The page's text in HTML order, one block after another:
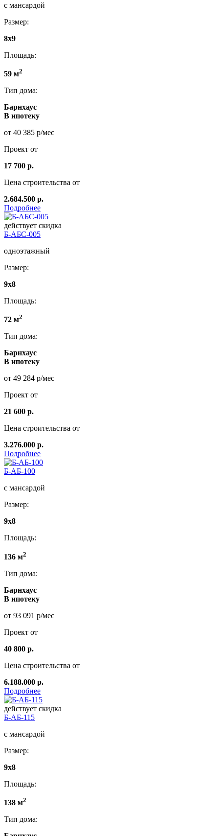
с мансардой
Размер:
8x9
Площадь:
59 м2
Тип дома:
Барнхаус
В ипотеку
от 40 385 р/мес
Проект от
17 700 р.
Цена строительства от
2.684.500 р.
Подробнее
действует скидка
Б-АБС-005
одноэтажный
Размер:
9х8
Площадь:
72 м2
Тип дома:
Барнхаус
В ипотеку
от 49 284 р/мес
Проект от
21 600 р.
Цена строительства от
3.276.000 р.
Подробнее
Б-АБ-100
с мансардой
Размер:
9х8
Площадь:
136 м2
Тип дома:
Барнхаус
В ипотеку
от 93 091 р/мес
Проект от
40 800 р.
Цена строительства от
6.188.000 р.
Подробнее
действует скидка
Б-АБ-115
с мансардой
Размер:
9x8
Площадь:
138 м2
Тип дома: